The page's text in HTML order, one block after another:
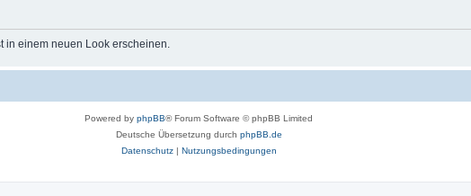
in einem neuen Look erscheinen.
Powered by phpBB® Forum Software © phpBB Limited
Deutsche Übersetzung durch phpBB.de
Datenschutz| Nutzungsbedingungen